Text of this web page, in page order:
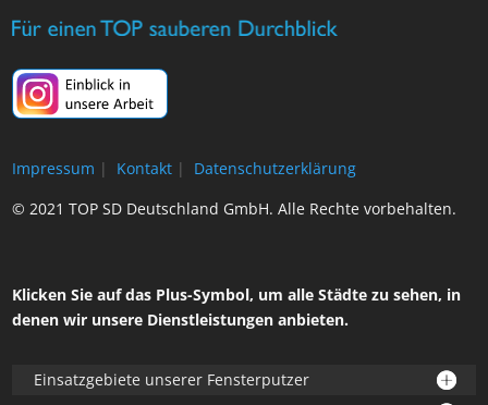
Impressum | Kontakt |
Datenschutzerklärung
© 2021 TOP SD Deutschland GmbH. Alle Rechte vorbehalten.
Klicken Sie auf das Plus-Symbol, um alle Städte zu sehen, in
denen wir unsere Dienstleistungen anbieten.
Einsatzgebiete unserer Fensterputzer